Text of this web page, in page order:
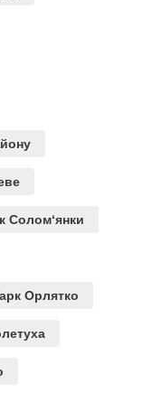
Солом‘янки
Орлятко